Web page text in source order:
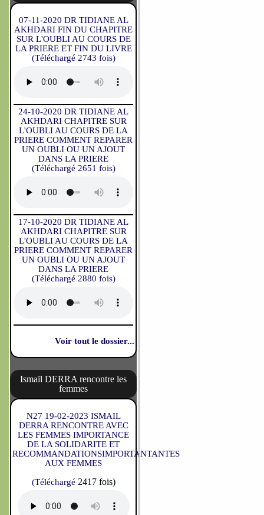
07-11-2020 DR TIDIANE AL
AKHDARI FIN DU CHAPITRE
SUR L'OUBLI AU COURS DE
LA PRIERE ET FIN DU LIVRE
(Téléchargé 2743 fois)
24-10-2020 DR TIDIANE AL
AKHDARI CHAPITRE SUR
L'OUBLI AU COURS DE LA
PRIERE COMMENT REPARER
UN OUBLI OU UN AJOUT
DANS LA PRIERE
(Téléchargé 2651 fois)
17-10-2020 DR TIDIANE AL
AKHDARI CHAPITRE SUR
L'OUBLI AU COURS DE LA
PRIERE COMMENT REPARER
UN OUBLI OU UN AJOUT
DANS LA PRIERE
(Téléchargé 2880 fois)
Voir tout le dossier...
Ismaïl DERRA rencontre les
femmes
N27 19-02-2023 ISMAIL
DERRA RENCONTRE AVEC
LES FEMMES IMPORTANCE
DE LA SOLIDARITE ET
RECOMMANDATIONSIMPORTANTANTES
AUX FEMMES
(Téléchargé 2417 fois)